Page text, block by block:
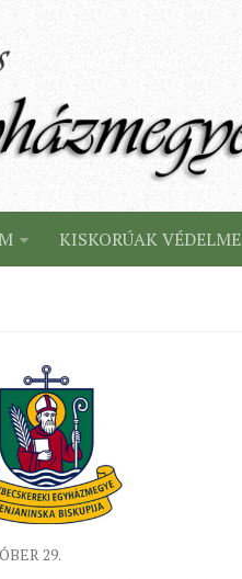
KISKORÚAK VÉDELME
29.